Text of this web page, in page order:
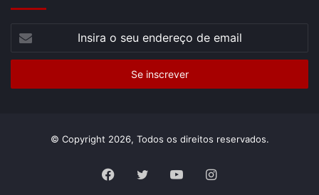
seu
de
© Copyright 2026, Todos os direitos reservados.
Facebook
TwitterYouTubeInstagram